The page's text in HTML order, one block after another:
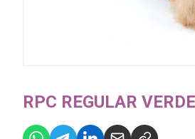
RPC REGULAR